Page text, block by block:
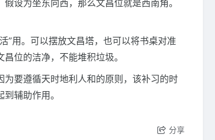
设为坐东向西，那么文昌位就是西南角。
”用。可以摆放文昌塔，也可以将书桌对准
位的洁净，不能堆积垃圾。
要遵循天时地利人和的原则，该补习的时
辅助作用。
分享